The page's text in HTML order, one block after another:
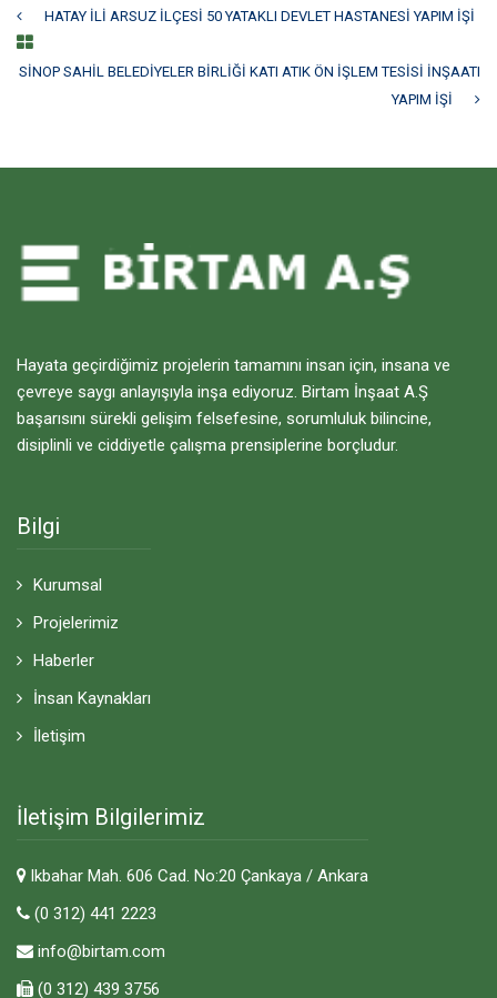
HATAY İLİ ARSUZ İLÇESİ 50 YATAKLI DEVLET HASTANESİ YAPIM İŞİ
SİNOP SAHİL BELEDİYELER BİRLİĞİ KATI ATIK ÖN İŞLEM TESİSİ İNŞAATI
YAPIM İŞİ
Hayata geçirdiğimiz projelerin tamamını insan için, insana ve
çevreye saygı anlayışıyla inşa ediyoruz. Birtam İnşaat A.Ş
başarısını sürekli gelişim felsefesine, sorumluluk bilincine,
disiplinli ve ciddiyetle çalışma prensiplerine borçludur.
Bilgi
Kurumsal
Projelerimiz
Haberler
İnsan Kaynakları
İletişim
İletişim Bilgilerimiz
lkbahar Mah. 606 Cad. No:20 Çankaya / Ankara
(0 312) 441 2223
info@birtam.com
(0 312) 439 3756